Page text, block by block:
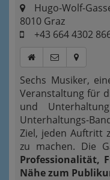
Hugo-Wolf-
8010 Graz
+43 664 4302
Sechs Musiker,
Veranstaltung für
und
Unterhaltungs-
Ziel, jeden Auftritt
zu machen. Die
Professionalität,
Nähe zum